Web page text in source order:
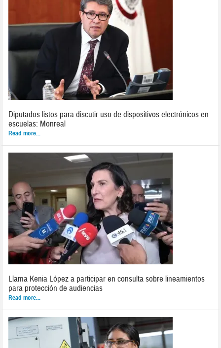
Diputados listos para discutir uso de dispositivos electrónicos en
escuelas: Monreal
Read more...
Llama Kenia López a participar en consulta sobre lineamientos
para protección de audiencias
Read more...